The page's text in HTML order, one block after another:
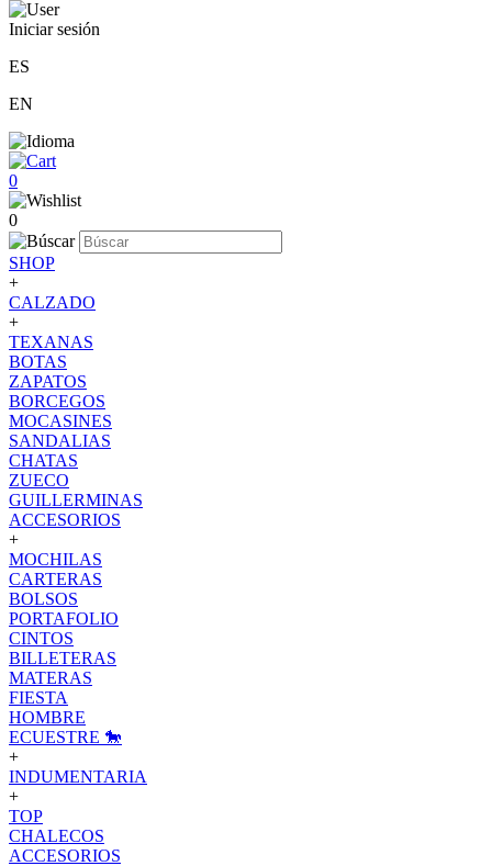
Iniciar sesión
ES
EN
0
0
SHOP
+
CALZADO
+
TEXANAS
BOTAS
ZAPATOS
BORCEGOS
MOCASINES
SANDALIAS
CHATAS
ZUECO
GUILLERMINAS
ACCESORIOS
+
MOCHILAS
CARTERAS
BOLSOS
PORTAFOLIO
CINTOS
BILLETERAS
MATERAS
FIESTA
HOMBRE
ECUESTRE 🐎
+
INDUMENTARIA
+
TOP
CHALECOS
ACCESORIOS